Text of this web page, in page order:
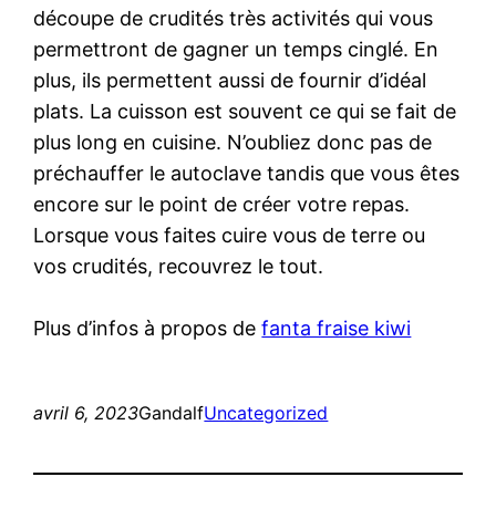
découpe de crudités très activités qui vous
permettront de gagner un temps cinglé. En
plus, ils permettent aussi de fournir d’idéal
plats. La cuisson est souvent ce qui se fait de
plus long en cuisine. N’oubliez donc pas de
préchauffer le autoclave tandis que vous êtes
encore sur le point de créer votre repas.
Lorsque vous faites cuire vous de terre ou
vos crudités, recouvrez le tout.
Plus d’infos à propos defanta fraise kiwi
avril 6, 2023GandalfUncategorized